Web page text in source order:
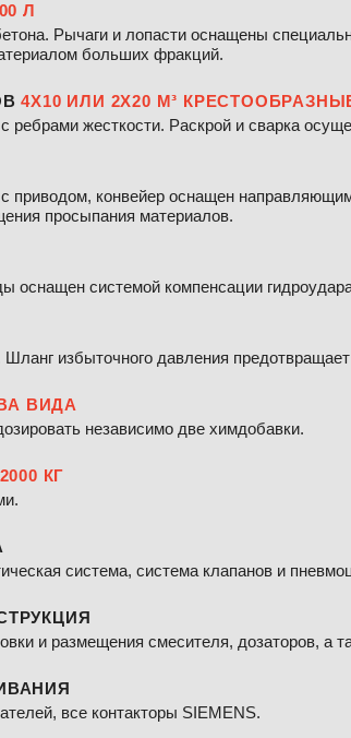
Л
Рычаги и лопасти оснащены
больших фракций.
4Х10 ИЛИ 2Х20 М³
ребрами жесткости. Раскрой и сварка
приводом, конвейер оснащен
просыпания материалов.
оснащен системой компенсации
избыточного давления
ВИДА
независимо две химдобавки.
КГ
система, система клапанов и
и размещения смесителя, дозаторов, а
все контакторы SIEMENS.